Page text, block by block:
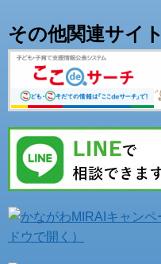
その他関連サイト